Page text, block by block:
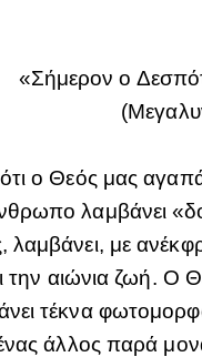
«Σήμερον ο
ο Θεός μας
λαμβάνει
με
την αιώνια ζωή.
τέκνα
άλλος παρά